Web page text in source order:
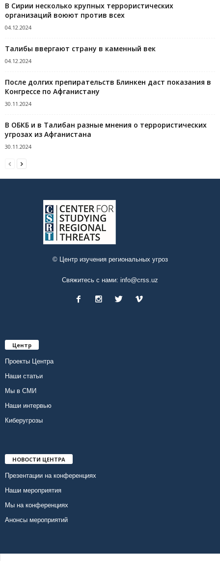
В Сирии несколько крупных террористических
организаций воюют против всех
04.12.2024
Талибы ввергают страну в каменный век
04.12.2024
После долгих препирательств Блинкен даст показания в
Конгрессе по Афганистану
30.11.2024
В ОБКБ и в Талибан разные мнения о террористических
угрозах из Афганистана
30.11.2024
© Центр изучения региональных угроз
Свяжитесь с нами: info@crss.uz
Центр
Проекты Центра
Наши статьи
Мы в СМИ
Наши интервью
Киберугрозы
НОВОСТИ ЦЕНТРА
Презентации на конференциях
Наши мероприятия
Мы на конференциях
Анонсы мероприятий